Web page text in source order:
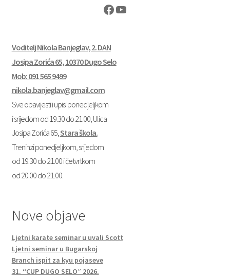
Facebook
YouTube
Voditelj Nikola Banjeglav, 2. DAN
Josipa Zorića 65, 10370 Dugo Selo
Mob: 091 565 9499
nikola.banjeglav@gmail.com
Sve obavijesti i upisi ponedjeljkom
i srijedom od 19.30 do 21.00, Ulica
Josipa Zorića 65,Stara škola.
Treninzi ponedjeljkom, srijedom
od 19.30 do 21.00 i četvrtkom
od 20.00 do 21.00.
Nove objave
Ljetni karate seminar u uvali Scott
Ljetni seminar u Bugarskoj
Branch ispit za kyu pojaseve
31. “CUP DUGO SELO” 2026.